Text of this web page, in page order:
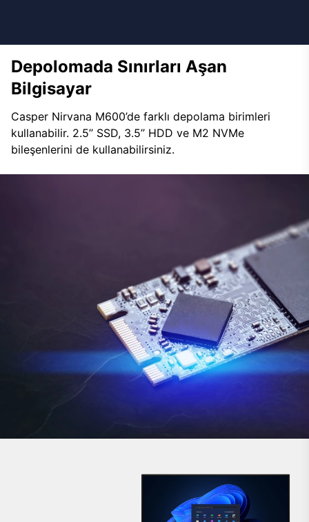
Depolomada Sınırları Aşan
Bilgisayar
Casper Nirvana M600’de farklı depolama birimleri
kullanabilir. 2.5’’ SSD, 3.5’’ HDD ve M2 NVMe
bileşenlerini de kullanabilirsiniz.